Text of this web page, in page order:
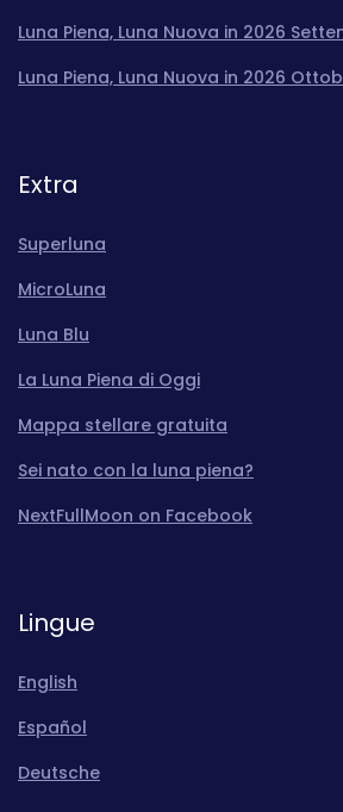
Luna Piena, Luna Nuova in 2026
Luna Piena, Luna Nuova in 2026
Extra
Superluna
MicroLuna
Luna Blu
La Luna Piena di Oggi
Mappa stellare gratuita
Sei nato con la luna piena?
NextFullMoon on Facebook
Lingue
English
Español
Deutsche